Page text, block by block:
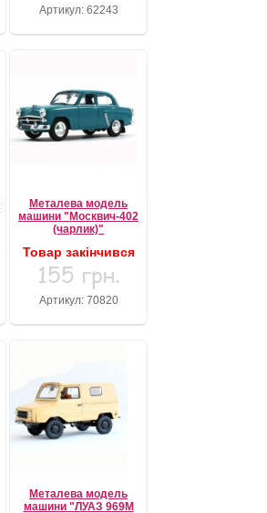
Артикул: 62243
Металева модель
машини "Москвич-402
(чарлик)"
Товар закінчився
155 грн.
Артикул: 70820
Металева модель
машини "ЛУАЗ 969М